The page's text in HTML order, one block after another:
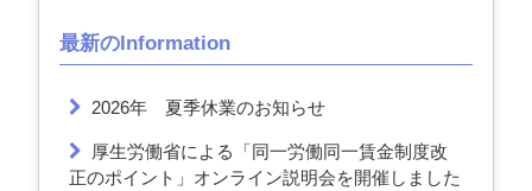
最新のInformation
2026年 夏季休業のお知らせ
厚生労働省による「同一労働同一賃金制度改
正のポイント」オンライン説明会を開催しました